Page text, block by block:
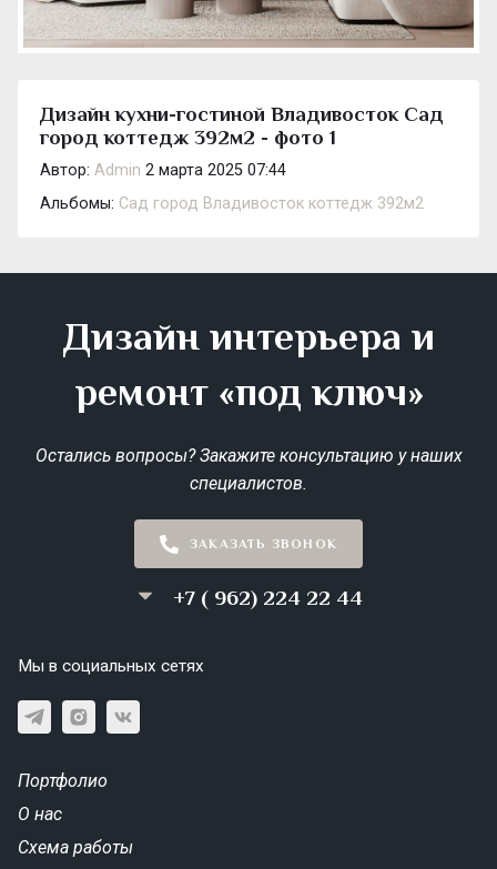
Дизайн кухни-гостиной Владивосток Сад
город коттедж 392м2 - фото 1
Автор: Admin 2 марта 2025 07:44
Альбомы: Сад город Владивосток коттедж 392м2
Дизайн интерьера и
ремонт «под ключ»
Остались вопросы? Закажите консультацию у наших
специалистов.
ЗАКАЗАТЬ ЗВОНОК
+7 ( 962) 224 22 44
Мы в социальных сетях
Портфолио
О нас
Схема работы